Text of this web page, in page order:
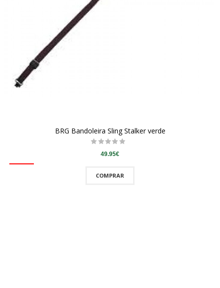
BRG Bandoleira Sling Stalker verde
49.95€
COMPRAR